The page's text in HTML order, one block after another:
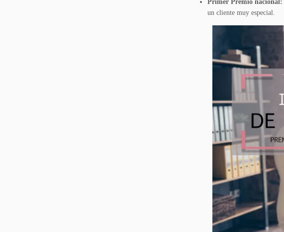
Primer Premio nacional:
un cliente muy especial.